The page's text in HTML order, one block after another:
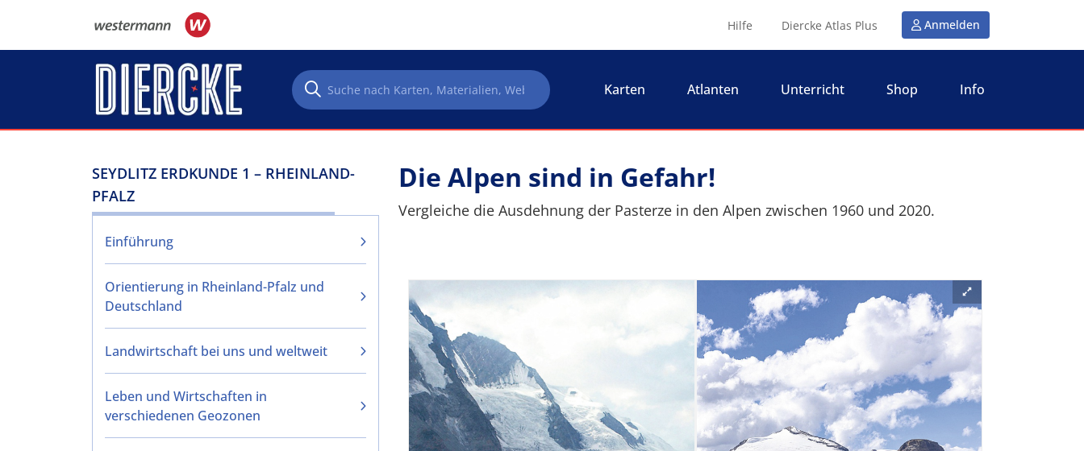
Hilfe Diercke Atlas Plus Anmelden
Karten Atlanten Unterricht Shop Info
SEYDLITZ ERDKUNDE 1 – RHEINLAND-
PFALZ
Einführung
Orientierung in Rheinland-Pfalz und
Deutschland
Landwirtschaft bei uns und weltweit
Leben und Wirtschaften in
verschiedenen Geozonen
Die Alpen sind in Gefahr!
Vergleiche die Ausdehnung der Pasterze in den Alpen zwischen 1960 und 2020.